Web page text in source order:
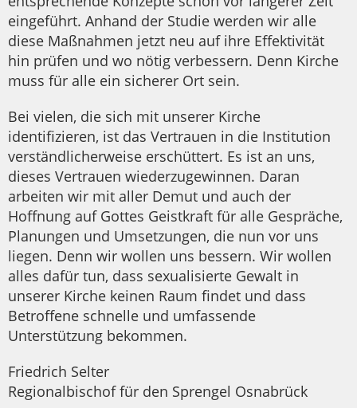
eingeführt. Anhand der Studie werden wir alle
diese Maßnahmen jetzt neu auf ihre Effektivität
hin prüfen und wo nötig verbessern. Denn Kirche
muss für alle ein sicherer Ort sein.
Bei vielen, die sich mit unserer Kirche
identifizieren, ist das Vertrauen in die Institution
verständlicherweise erschüttert. Es ist an uns,
dieses Vertrauen wiederzugewinnen. Daran
arbeiten wir mit aller Demut und auch der
Hoffnung auf Gottes Geistkraft für alle Gespräche,
Planungen und Umsetzungen, die nun vor uns
liegen. Denn wir wollen uns bessern. Wir wollen
alles dafür tun, dass sexualisierte Gewalt in
unserer Kirche keinen Raum findet und dass
Betroffene schnelle und umfassende
Unterstützung bekommen.
Friedrich Selter
Regionalbischof für den Sprengel Osnabrück